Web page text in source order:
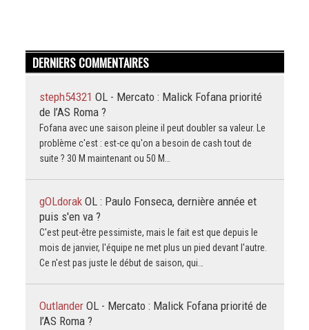
DERNIERS COMMENTAIRES
steph54321 OL - Mercato : Malick Fofana priorité
de l’AS Roma ?
Fofana avec une saison pleine il peut doubler sa valeur. Le
problème c'est : est-ce qu'on a besoin de cash tout de
suite ? 30 M maintenant ou 50 M…
gOLdorak OL : Paulo Fonseca, dernière année et
puis s'en va ?
C'est peut-être pessimiste, mais le fait est que depuis le
mois de janvier, l'équipe ne met plus un pied devant l'autre.
Ce n'est pas juste le début de saison, qui…
Outlander OL - Mercato : Malick Fofana priorité de
l’AS Roma ?